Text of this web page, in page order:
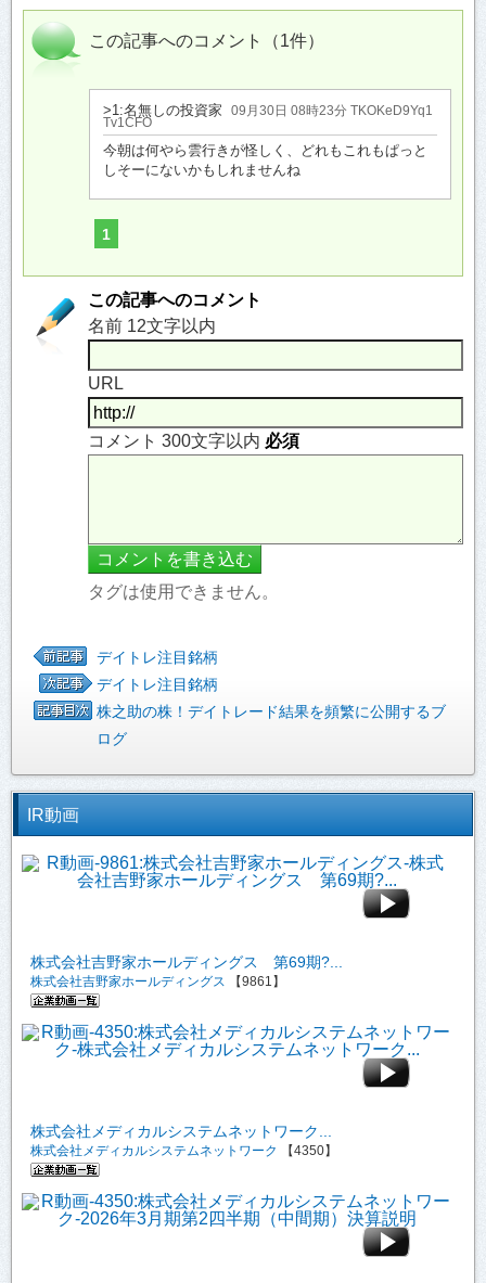
この記事へのコメント（1件）
>1:名無しの投資家
09月30日 08時23分 TKOKeD9Yq1
Tv1CFO
今朝は何やら雲行きが怪しく、どれもこれもぱっと
しそーにないかもしれませんね
1
この記事へのコメント
名前 12文字以内
URL
コメント 300文字以内 必須
タグは使用できません。
デイトレ注目銘柄
デイトレ注目銘柄
株之助の株！デイトレード結果を頻繁に公開するブ
ログ
IR動画
株式会社吉野家ホールディングス 第69期?...
株式会社吉野家ホールディングス 【9861】
株式会社メディカルシステムネットワーク...
株式会社メディカルシステムネットワーク 【4350】